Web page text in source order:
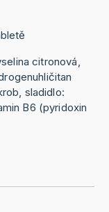
citronová,
sladidlo:
B6 (pyridoxin